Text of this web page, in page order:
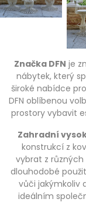
Značka DFN je
nábytek, který
široké nabídce
DFN oblíbenou
prostory vybavit
Zahradní
konstrukcí z
vybrat z
dlouhodobé
vůči jakýmkoliv
ideálním